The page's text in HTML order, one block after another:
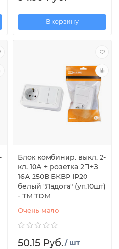
В корзину
Блок комбинир. выкл. 2-
кл. 10А + розетка 2П+З
16А 250В БКВР IP20
белый "Ладога" (уп.10шт)
- ТМ TDM
Очень мало
50.15 Руб./ шт